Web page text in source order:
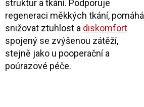
struktur a tkání. Podporuje
regeneraci měkkých tkání, pomáhá
snižovat ztuhlost a diskomfort
spojený se zvýšenou zátěží,
stejně jako u pooperační a
poúrazové péče.